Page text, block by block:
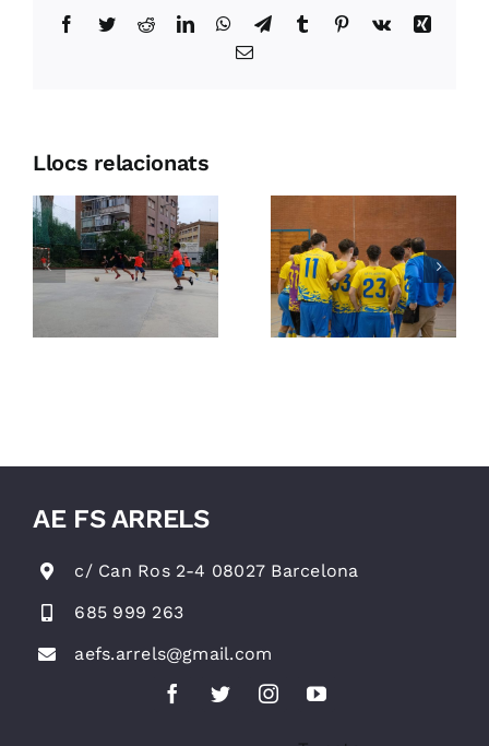
Facebook
TwitterRedditLinkedInWhatsApp
TelegramTumblr Pinterest
Vk
Xing
Email:
Llocs relacionats
Entrenaments
de portes
obertes de
futbol sala,
patinatge
artístic,
Setmana
de 38è
Trofeu
Futbol Sala
Arrels
AE FS ARRELS
c/ Can Ros 2-4 08027 Barcelona
685 999 263
aefs.arrels@gmail.com